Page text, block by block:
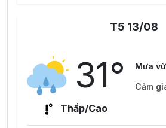
T5 13/08
31°
Mưa
Cảm
Thấp/Cao